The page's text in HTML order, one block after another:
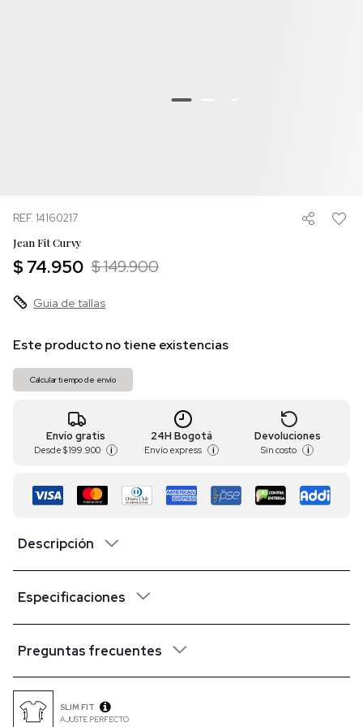
REF. 14160217
Jean Fit Curvy
$ 74.950 $ 149.900
Guia de tallas
Este producto no tiene existencias
Calcular tiempo de envío
Envío gratis
Desde $ 199.900 i
24H Bogotá
Envío express i
Devoluciones
Sin costo i
Descripción
Especificaciones
Preguntas frecuentes
SLIM FIT
AJUSTE PERFECTO